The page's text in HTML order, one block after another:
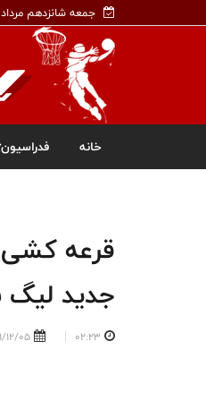
جمعه شانزدهم
خانه فدراسیون
جدید لیگ
02:23
12/05